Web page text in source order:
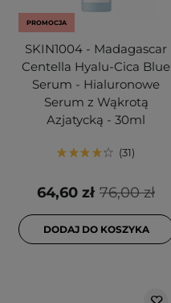
PROMOCJA
SKIN1004 - Madagascar
Centella Hyalu-Cica Blue
Serum - Hialuronowe
Serum z Wąkrotą
Azjatycką - 30ml
31
76,00 zł
64,60 zł
DODAJ DO KOSZYKA